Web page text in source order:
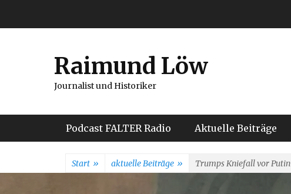
Raimund Löw
Journalist und Historiker
Hauptmenü
Podcast FALTER Radio Aktuelle Beiträge
Start » aktuelle Beiträge » Trumps Kniefall vor Putin